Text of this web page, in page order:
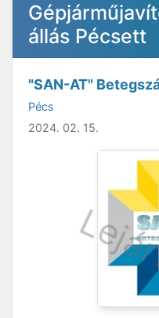
állás Pécsett
"SAN-AT"
Pécs
2024. 02. 15.